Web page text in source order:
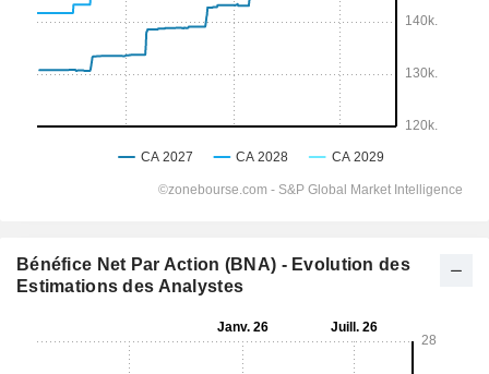
Bénéfice Net Par Action (BNA) - Evolution des
Estimations des Analystes